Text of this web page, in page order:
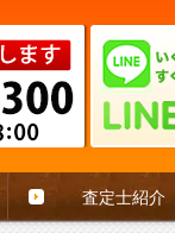
査定士紹介